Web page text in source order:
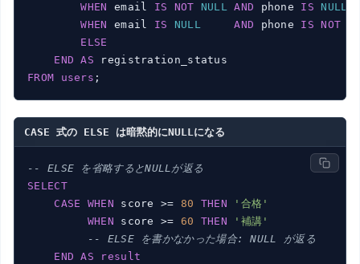
WHEN
email IS NOT NULL AND phone IS
NULL
WHEN
email IS NULL AND phone IS NOT
ELSE
END
AS
FROM
users ;
CASE 式の ELSE は暗黙的にNULLになる
-- ELSE を省略するとNULLが返る
SELECT
CASE
WHEN score >= 80 THEN
'合格'
WHEN score >= 60 THEN
'補講'
-- ELSE を書かなかった場合: NULL が返る
END
AS
result